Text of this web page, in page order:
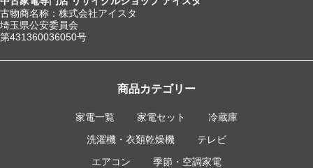
古物商名称：株式会社アイスタ
埼玉県公安委員会
第431360036050号
商品カテゴリー
家電一覧 家電セット
冷蔵庫
洗濯機・衣類乾燥機
テレビ
エアコン
季節・空調家電